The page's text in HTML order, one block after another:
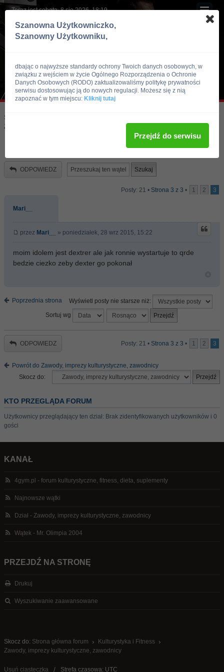
Teraz jest sobota, 8 sie 2026, 18:19
Skocz do:
Zawody, imprezy kulturystyczne, zawodnicy
ODPOWIEDZ
Posty: 21 • Strona 3 z 3 • 1 2 3
Mari__
przez Mari__ » poniedziałek, 28 wrz 2015, 15:22
moim idolem jest dextrer ale jak ronnie wystartuje to qrde
bedzie ciezko zeby dexter go pokonał
Poprzednia strona
Wyświetl posty nie starsze niż:
Sortuj wg
ODPOWIEDZ Posty: 21 • Strona 3 z 3 • 1 2 3
Powrót do Zawody, imprezy kulturystyczne, zawodnicy
Skocz do:
KTO PRZEGLĄDA FORUM
Użytkownicy przeglądający ten dział: Brak zidentyfikowanych użytkowników i 0
gości
KANAŁ
4gym.pl - forum kulturystyczne, fitness, dieta, suplementy
Najnowsze wątki
Dział - Zawody, imprezy kulturystyczne, zawodnicy
Wątek - Mr. Olimpia 2004
PRZEJDŹ NA STRONĘ
Drukuj
Wyszukiwanie zaawansowane
Skocz do: Strona główna forum
Kulturystyka i Fitness
Zawody, imprezy kulturystyczne, zawodnicy
Usuń ciasteczka Strefa czasowa: UTC
Szanowna Użytkowniczko,
Szanowny Użytkowniku,
dbając o najwyższe standardy ochrony Twoich danych osobowych, w
związku z wejściem w życie Ogólnego Rozporządzenia o Ochronie
Danych Osobowych (RODO) zaktualizowaliśmy politykę prywatności
serwisu dostosowując ją do nowych regulacji. Możesz się z nią
zapoznać w tym miejscu: Kliknij tutaj
Przejdź do serwisu